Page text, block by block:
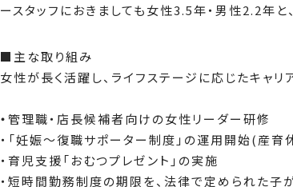
ースタッフにおきましても女性3.5年・男性2.2年
■主な取り組み
女性が長く活躍し、ライフステージに応じたキャ
・管理職・店長候補者向けの女性リーダー研修
・「妊娠～復職サポーター制度」の運用開始(産
・育児支援「おむつプレゼント」の実施
・短時間勤務制度の期限を、法律で定められた子